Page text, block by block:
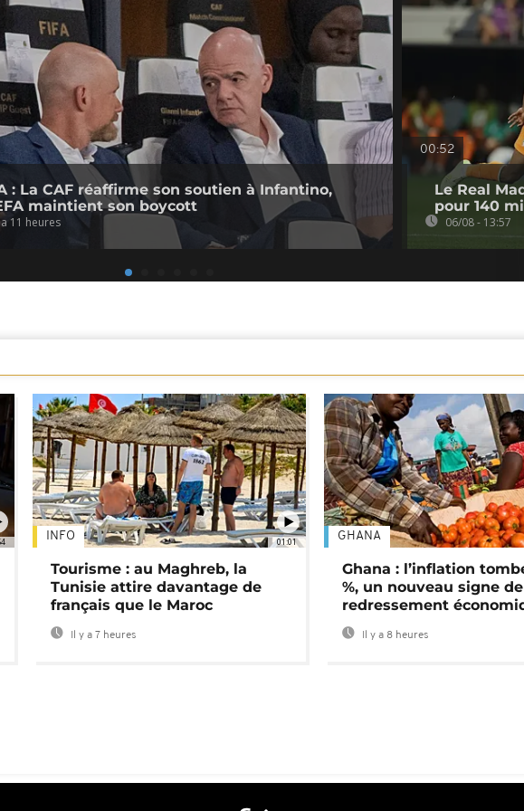
: La CAF réaffirme son soutien à Infantino,
maintient son boycott
a 11 heures
00:52
Le Real
pour 140
06/08 - 13:57
01:01
INFO
Tourisme : au Maghreb, la
Tunisie attire davantage de
français que le Maroc
Il y a 7 heures
GHANA
Ghana : l’inflation
%, un nouveau signe de
redressement
Il y a 8 heures